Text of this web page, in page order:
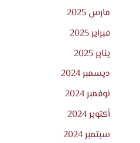
مارس 2025
فبراير 2025
يناير 2025
ديسمبر 2024
نوفمبر 2024
أكتوبر 2024
سبتمبر 2024